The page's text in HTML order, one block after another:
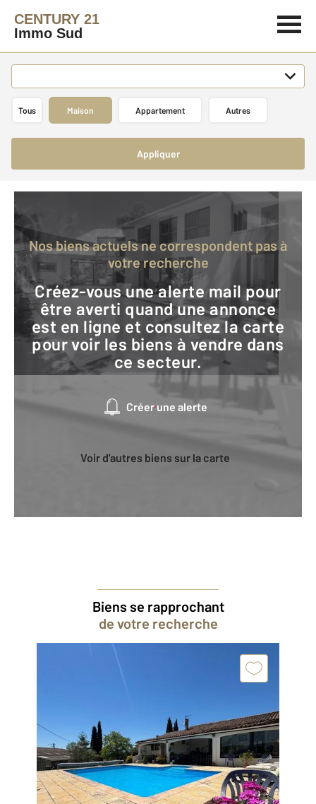
CENTURY 21
Immo Sud
Tous Maison Appartement Autres
Appliquer
Nos biens actuels ne correspondent pas à
votre recherche
Créez-vous une alerte mail pour
être averti quand une annonce
est en ligne et consultez la carte
pour voir les biens à vendre dans
ce secteur.
Créer une alerte
Voir d'autres biens sur la carte
Biens se rapprochant
de votre recherche